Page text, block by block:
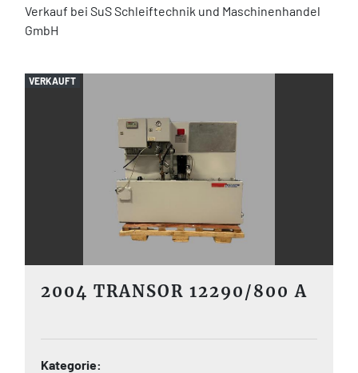
Verkauf bei SuS Schleiftechnik und Maschinenhandel
GmbH
VERKAUFT
2004 TRANSOR 12290/800 A
Kategorie